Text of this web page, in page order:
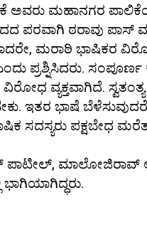
ಅವರು ಮಹಾನಗರ
ಪರವಾಗಿ ಠರಾವು ಪಾಸ್
ಮರಾಠಿ ಭಾಷಿಕರ
ಪ್ರಶ್ನಿಸಿದರು. ಸಂಪೂರ್ಣ
ವ್ಯಕ್ತವಾಗಿದೆ.
ಇತರ ಭಾಷೆ
ಸದಸ್ಯರು ಪಕ್ಷಬೇಧ
ಮಾಲೋಜಿರಾವ್